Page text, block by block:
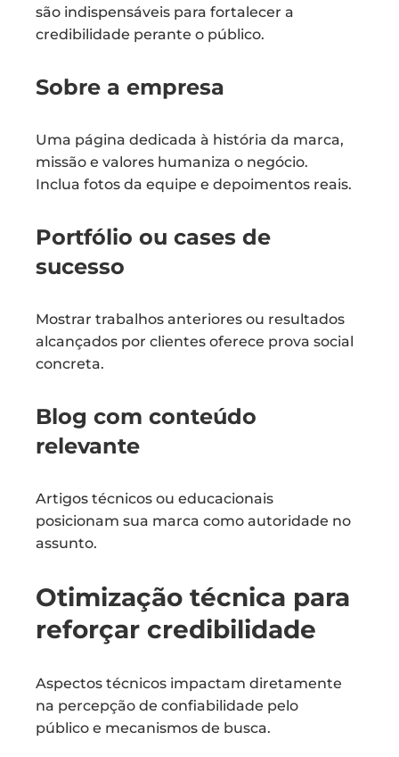
são indispensáveis para fortalecer a
credibilidade perante o público.
Sobre a empresa
Uma página dedicada à história da marca,
missão e valores humaniza o negócio.
Inclua fotos da equipe e depoimentos reais.
Portfólio ou cases de
sucesso
Mostrar trabalhos anteriores ou resultados
alcançados por clientes oferece prova social
concreta.
Blog com conteúdo
relevante
Artigos técnicos ou educacionais
posicionam sua marca como autoridade no
assunto.
Otimização técnica para
reforçar credibilidade
Aspectos técnicos impactam diretamente
na percepção de confiabilidade pelo
público e mecanismos de busca.